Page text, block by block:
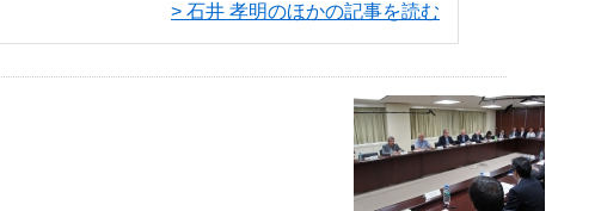
> 石井 孝明のほかの記事を読む